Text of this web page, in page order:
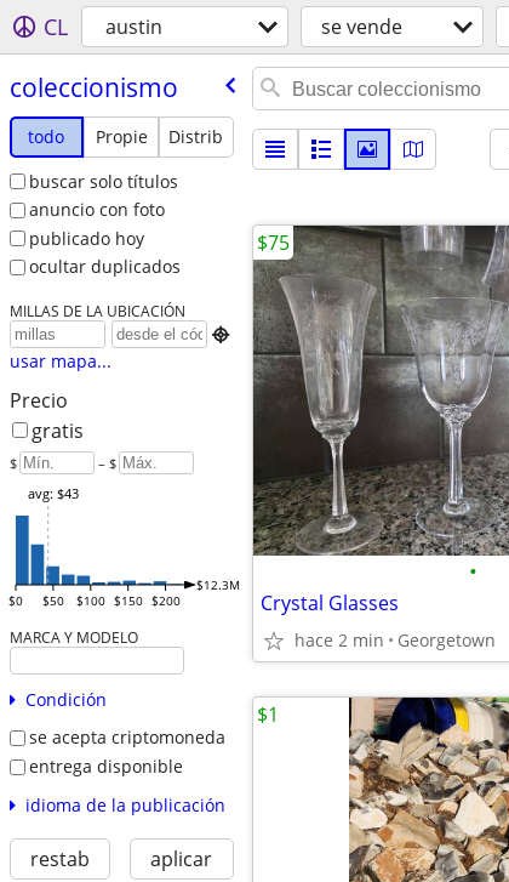
CL austin se vende
coleccionismo
todo Propie
Distrib
buscar solo títulos
anuncio con foto
publicado hoy
ocultar duplicados
MILLAS DE LA UBICACIÓN

usar mapa...
Precio
gratis
$ – $
$0 $50 $100 $150 $200
$12.3M
avg: $43
MARCA Y MODELO
Condición
se acepta criptomoneda
entrega disponible
idioma de la publicación
restab aplicar
•
Crystal Glasses
hace 2 min Georgetown
$75
$1